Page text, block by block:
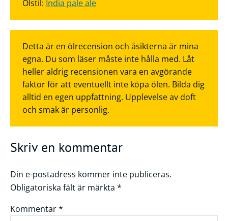
Ölstil: India pale ale
Detta är en ölrecension och åsikterna är mina
egna. Du som läser måste inte hålla med. Låt
heller aldrig recensionen vara en avgörande
faktor för att eventuellt inte köpa ölen. Bilda dig
alltid en egen uppfattning. Upplevelse av doft
och smak är personlig.
Skriv en kommentar
Din e-postadress kommer inte publiceras.
Obligatoriska fält är märkta *
Kommentar*